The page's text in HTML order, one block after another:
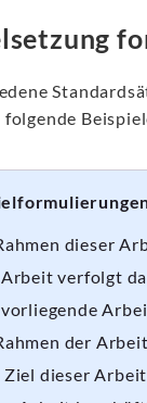
dieser
verfolgt
der
Ziel dieser